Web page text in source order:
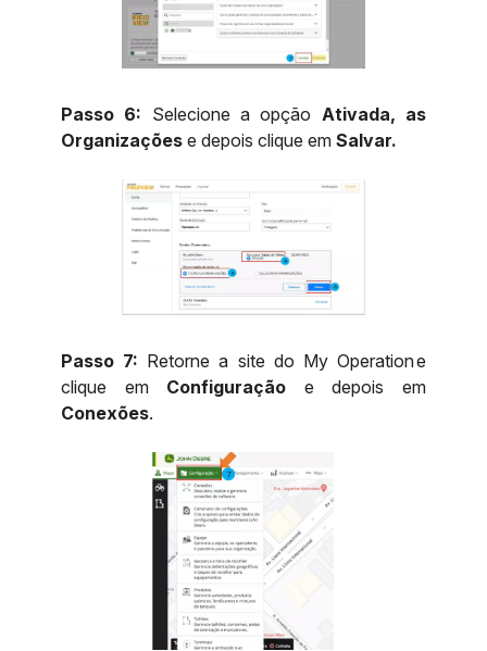
Passo 6: Selecione a opção Ativada, as
Organizações e depois clique em Salvar.
Passo 7: Retorne a site do My Operation e
clique em Configuração e depois em
Conexões.